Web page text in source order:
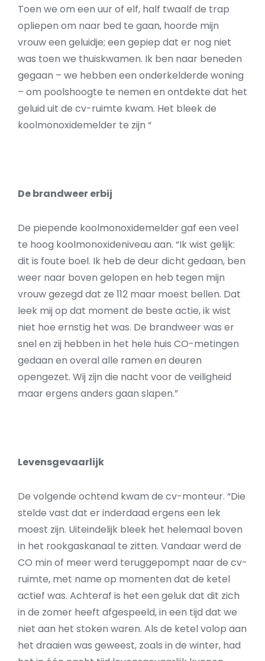
Toen we om een uur of elf, half twaalf de trap
opliepen om naar bed te gaan, hoorde mijn
vrouw een geluidje; een gepiep dat er nog niet
was toen we thuiskwamen. Ik ben naar beneden
gegaan – we hebben een onderkelderde woning
– om poolshoogte te nemen en ontdekte dat het
geluid uit de cv-ruimte kwam. Het bleek de
koolmonoxidemelder te zijn “
De brandweer erbij
De piepende koolmonoxidemelder gaf een veel
te hoog koolmonoxideniveau aan. “Ik wist gelijk:
dit is foute boel. Ik heb de deur dicht gedaan, ben
weer naar boven gelopen en heb tegen mijn
vrouw gezegd dat ze 112 maar moest bellen. Dat
leek mij op dat moment de beste actie, ik wist
niet hoe ernstig het was. De brandweer was er
snel en zij hebben in het hele huis CO-metingen
gedaan en overal alle ramen en deuren
opengezet. Wij zijn die nacht voor de veiligheid
maar ergens anders gaan slapen.”
Levensgevaarlijk
De volgende ochtend kwam de cv-monteur. “Die
stelde vast dat er inderdaad ergens een lek
moest zijn. Uiteindelijk bleek het helemaal boven
in het rookgaskanaal te zitten. Vandaar werd de
CO min of meer werd teruggepompt naar de cv-
ruimte, met name op momenten dat de ketel
actief was. Achteraf is het een geluk dat dit zich
in de zomer heeft afgespeeld, in een tijd dat we
niet aan het stoken waren. Als de ketel volop aan
het draaien was geweest, zoals in de winter, had